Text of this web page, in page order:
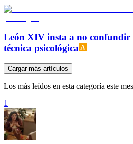
León XIV insta a no confundir
técnica psicológica
Cargar más artículos
Los más leídos en esta categoría este mes
1